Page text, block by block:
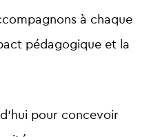
à chaque
pédagogique et la
pour concevoir